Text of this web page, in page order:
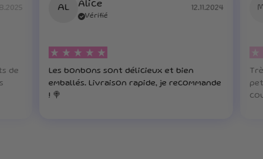
de
AL Alice
Vérifié
12.11.2024
Les bonbons sont délicieux et bien
emballés. Livraison rapide, je recommande
! 🍭